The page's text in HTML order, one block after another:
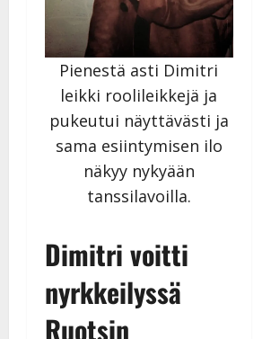
Pienestä asti Dimitri
leikki roolileikkejä ja
pukeutui näyttävästi ja
sama esiintymisen ilo
näkyy nykyään
tanssilavoilla.
Dimitri voitti
nyrkkeilyssä
Ruotsin